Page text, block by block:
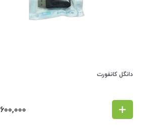
دانگل کانفورت
600,000